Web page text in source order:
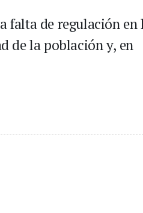
falta de regulación en
de la población y, en